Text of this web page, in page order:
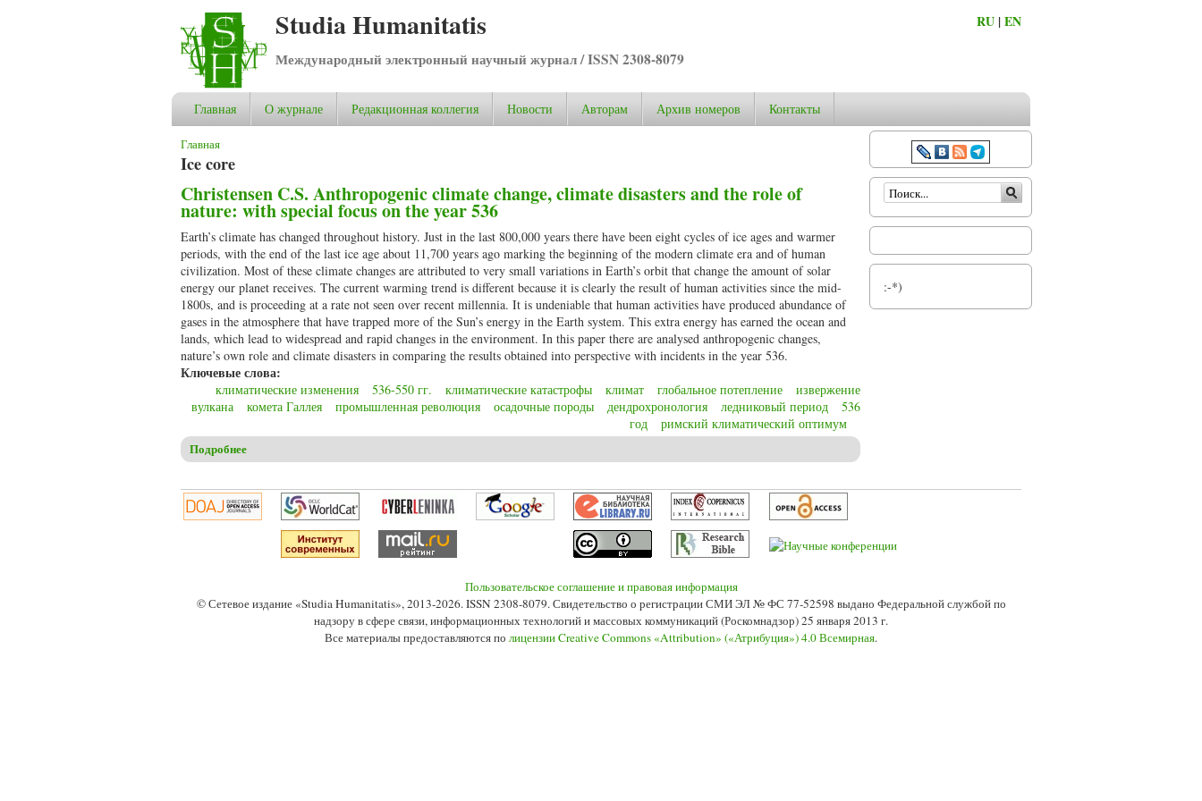
Studia Humanitatis
Международный электронный научный журнал / ISSN 2308-8079
RU |EN
Главная О журнале Редакционная коллегия Новости Авторам Архив номеров Контакты
Вы здесь
Главная
Ice core
Christensen C.S. Anthropogenic climate change, climate disasters and the role of
nature: with special focus on the year 536
Earth’s climate has changed throughout history. Just in the last 800,000 years there have been eight cycles of ice ages and warmer
periods, with the end of the last ice age about 11,700 years ago marking the beginning of the modern climate era and of human
civilization. Most of these climate changes are attributed to very small variations in Earth’s orbit that change the amount of solar
energy our planet receives. The current warming trend is different because it is clearly the result of human activities since the mid-
1800s, and is proceeding at a rate not seen over recent millennia. It is undeniable that human activities have produced abundance of
gases in the atmosphere that have trapped more of the Sun’s energy in the Earth system. This extra energy has earned the ocean and
lands, which lead to widespread and rapid changes in the environment. In this paper there are analysed anthropogenic changes,
nature’s own role and climate disasters in comparing the results obtained into perspective with incidents in the year 536.
Ключевые слова:
климатические изменения 536-550 гг. климатические катастрофы климат глобальное потепление
извержение
вулкана
комета Галлея промышленная революция осадочные породы дендрохронология ледниковый период
536
год
римский климатический оптимум
Подробнее
Форма поиска
:-*)
Пользовательское соглашение и правовая информация
© Сетевое издание «Studia Humanitatis», 2013-2026. ISSN 2308-8079. Свидетельство о регистрации СМИ ЭЛ № ФС 77-52598 выдано Федеральной службой по
надзору в сфере связи, информационных технологий и массовых коммуникаций (Роскомнадзор) 25 января 2013 г.
Все материалы предоставляются по лицензии Creative Commons «Attribution» («Атрибуция») 4.0 Всемирная.